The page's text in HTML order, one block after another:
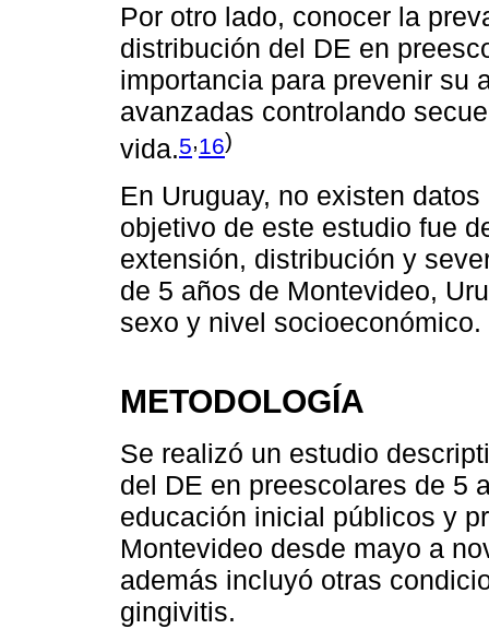
Por otro lado, conocer la
distribución del DE en
importancia para prevenir su
avanzadas controlando
vida.5,16)
En Uruguay, no existen
objetivo de este estudio fue
extensión, distribución y
de 5 años de Montevideo,
sexo y nivel socioeconómico.
METODOLOGÍA
Se realizó un estudio
del DE en preescolares de 5
educación inicial públicos y
Montevideo desde mayo a
además incluyó otras
gingivitis.